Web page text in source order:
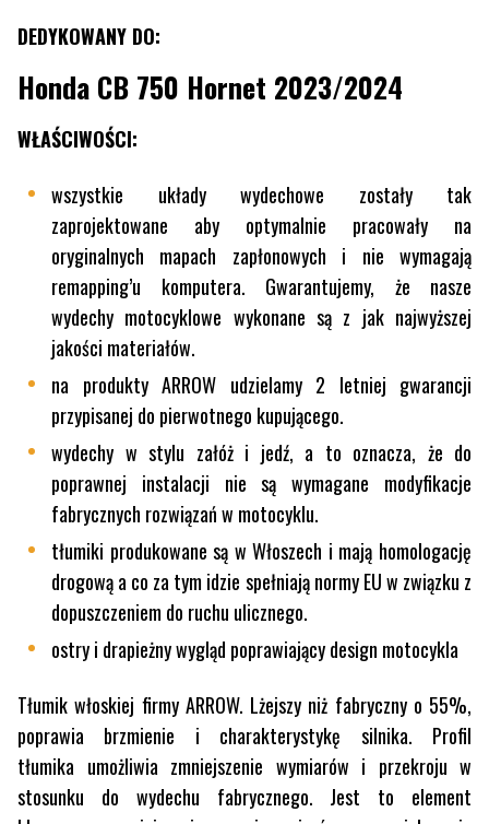
DEDYKOWANY DO:
Honda CB 750 Hornet 2023/2024
WŁAŚCIWOŚCI:
wszystkie układy wydechowe zostały tak
zaprojektowane aby optymalnie pracowały na
oryginalnych mapach zapłonowych i nie wymagają
remapping’u komputera. Gwarantujemy, że nasze
wydechy motocyklowe wykonane są z jak najwyższej
jakości materiałów.
na produkty ARROW udzielamy 2 letniej gwarancji
przypisanej do pierwotnego kupującego.
wydechy w stylu załóż i jedź, a to oznacza, że do
poprawnej instalacji nie są wymagane modyfikacje
fabrycznych rozwiązań w motocyklu.
tłumiki produkowane są w Włoszech i mają homologację
drogową a co za tym idzie spełniają normy EU w związku z
dopuszczeniem do ruchu ulicznego.
ostry i drapieżny wygląd poprawiający design motocykla
Tłumik włoskiej firmy ARROW. Lżejszy niż fabryczny o 55%,
poprawia brzmienie i charakterystykę silnika. Profil
tłumika umożliwia zmniejszenie wymiarów i przekroju w
stosunku do wydechu fabrycznego. Jest to element